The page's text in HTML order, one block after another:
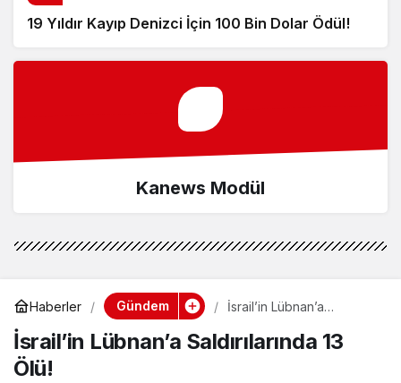
19 Yıldır Kayıp Denizci İçin 100 Bin Dolar Ödül!
Kanews Modül
Haberler Gündem
İsrail’in Lübnan’a
İsrail’in Lübnan’a Saldırılarında 13
Ölü!